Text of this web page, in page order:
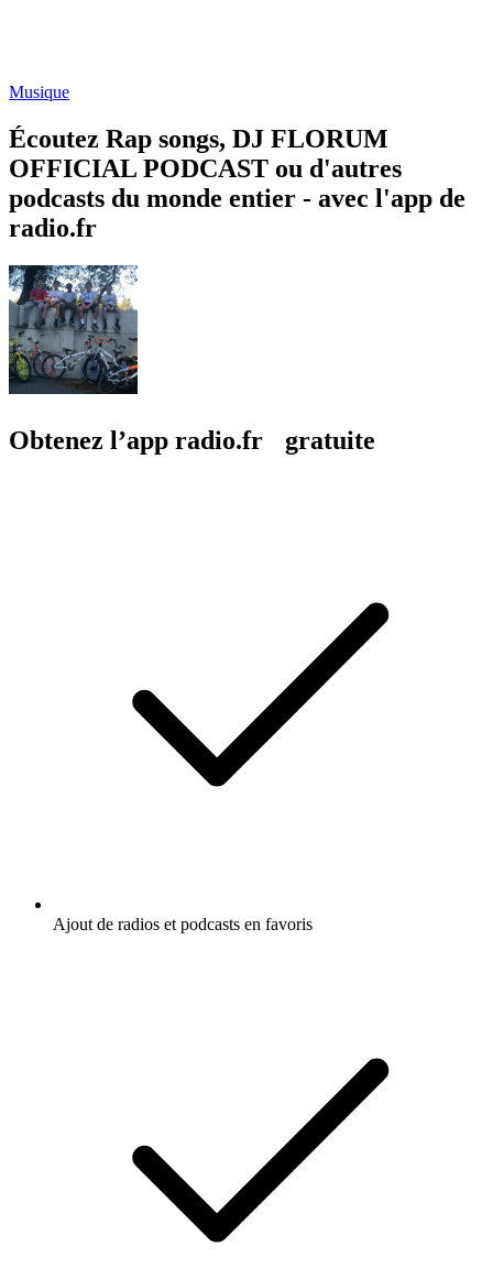
Musique
Écoutez Rap songs, DJ FLORUM
OFFICIAL PODCAST ou d'autres
podcasts du monde entier - avec l'app de
radio.fr
Obtenez l’app radio.fr gratuite
Ajout de radios et podcasts en favoris